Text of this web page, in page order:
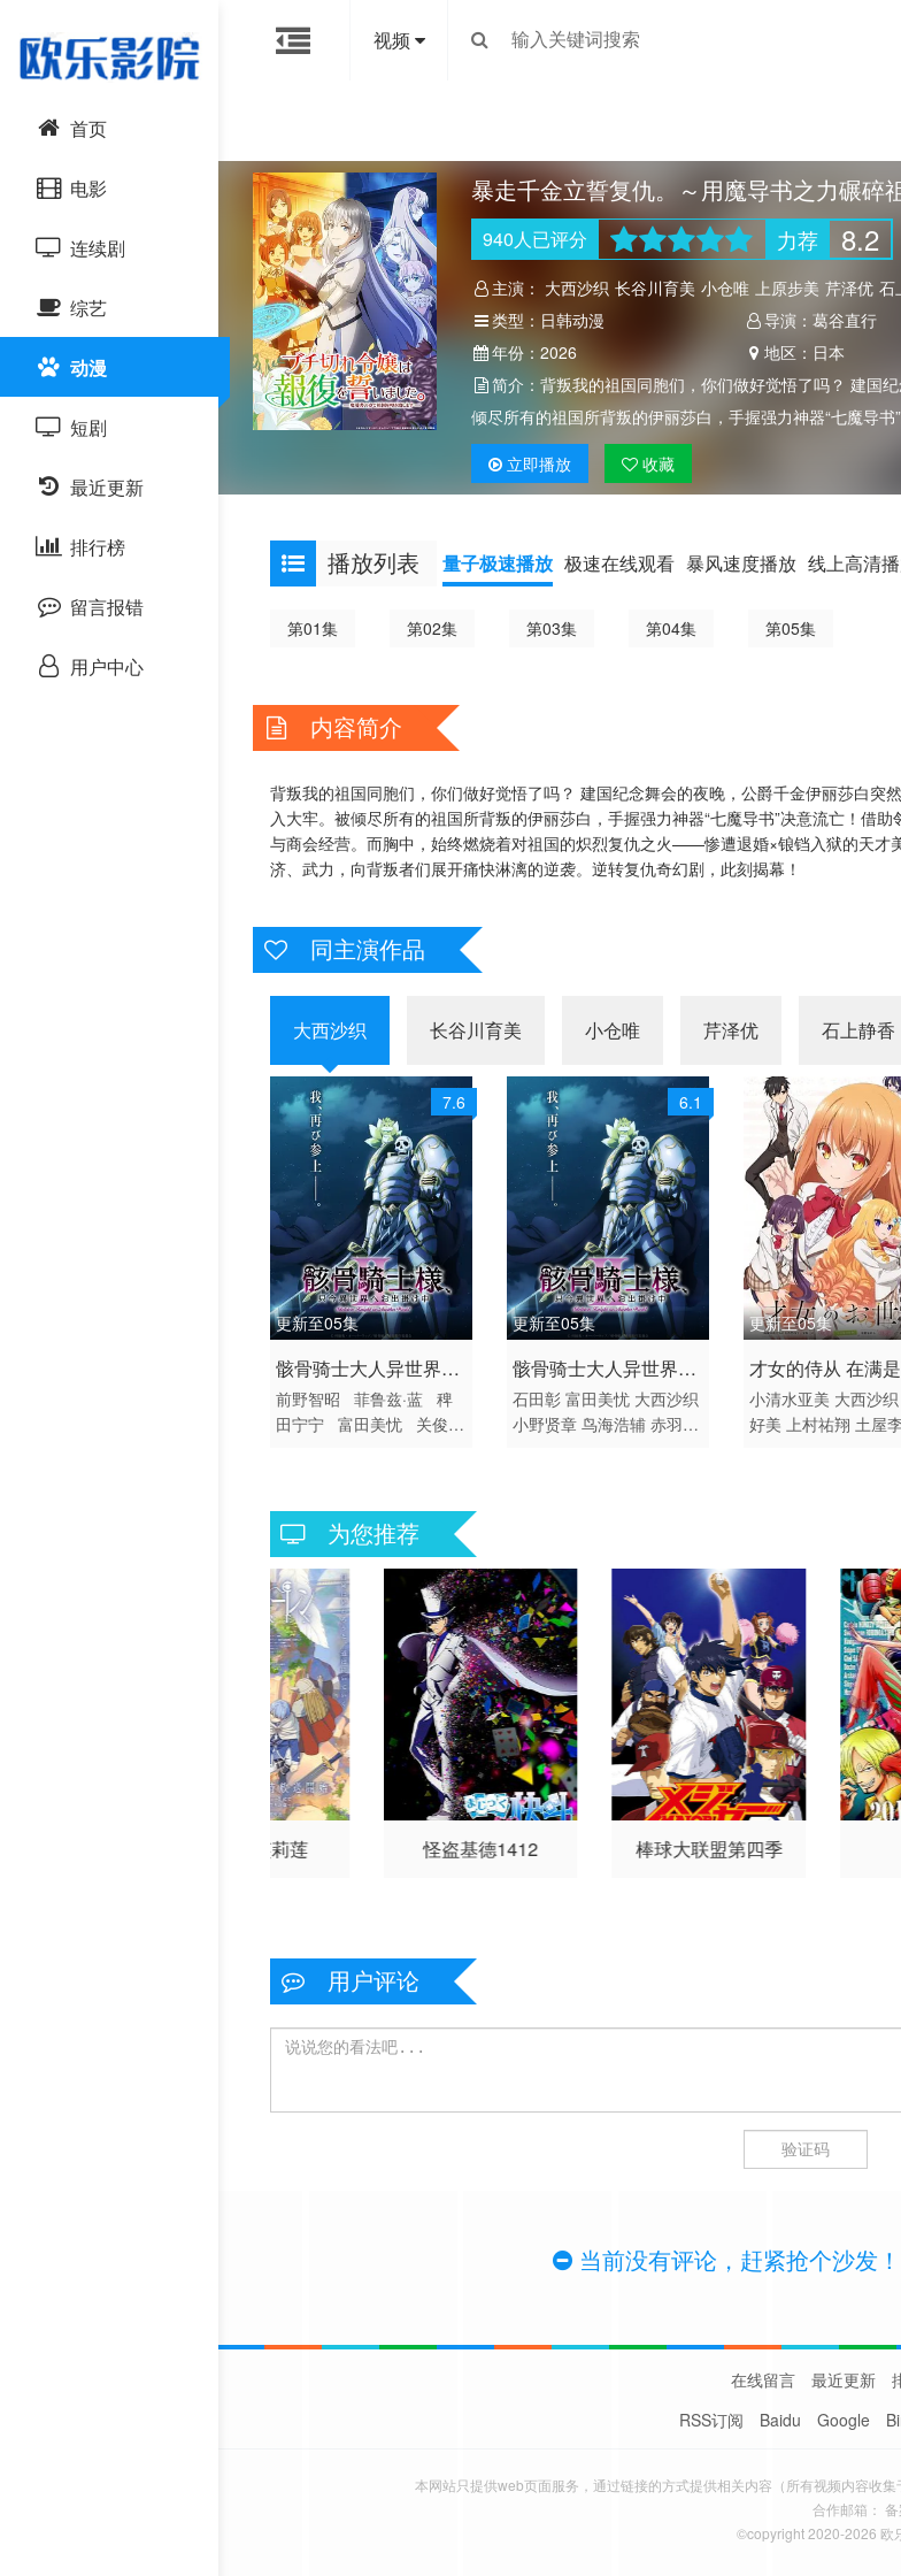
视频
首页
电影
动作片
喜剧片
爱情片
科幻片
恐怖片
剧情片
战争片
悬疑片
连续剧
国产剧
港台剧
日韩剧
欧美剧
泰国剧
综艺
大陆综艺
日韩综艺
港台综艺
欧美综艺
动漫
短剧
最近更新
排行榜
留言报错
用户中心
暴走千金立誓复仇。～用魔导书之力碾碎
940人已评分 力荐 8.2
主演： 大西沙织 长谷川育美 小仓唯 上原步美 芹泽优 石
类型： 日韩动漫 导演：葛谷直行
年份： 2026 地区： 日本
简介： 背叛我的祖国同胞们，你们做好觉悟了吗？ 建国
倾尽所有的祖国所背叛的伊丽莎白，手握强力神器“七魔导
立即播放 收藏
播放列表 量子极速播放 极速在线观看 暴风速度播放 线上高清
第01集 第02集 第03集 第04集 第05集
内容简介
背叛我的祖国同胞们，你们做好觉悟了吗？ 建国纪念舞会的夜晚，公爵千金伊丽莎白突
入大牢。被倾尽所有的祖国所背叛的伊丽莎白，手握强力神器“七魔导书”决意流亡！借
与商会经营。而胸中，始终燃烧着对祖国的炽烈复仇之火——惨遭退婚×锒铛入狱的天才
济、武力，向背叛者们展开痛快淋漓的逆袭。逆转复仇奇幻剧，此刻揭幕！
同主演作品
大西沙织 长谷川育美 小仓唯 芹泽优 石上静香
7.6
更新至05集
2026 / 日本 / 日语
日韩动漫
骸骨骑士大人异世界冒
险中Ⅱ
前野智昭 菲鲁兹·蓝 稗
田宁宁 富田美忧
关俊彦
鸟海浩辅 皆口裕子
竹
内良太
大西沙织
山根绮
逢田梨香子
河西健吾
白石稔 石田彰
6.1
更新至05集
2026 / 日本 / 日语
动画 日本动漫
骸骨骑士大人异世界冒
险第二季
石田彰 富田美忧 大西沙织
小野贤章 鸟海浩辅 赤羽根
兹·蓝 山根绮
更新至05集
2026 / 日本 / 日语
日本 日韩动漫
才女的侍从 在满
之花的贵族学校
顾
小清水亚美 大西沙织
好美 上村祐翔 土屋
为您推荐
葬送的芙莉莲 怪盗基德1412 棒球大联盟第四季
用户评论
当前没有评论，赶紧抢个沙发！
在线留言 最近更新
RSS订阅
Baidu Google
本网站只提供web页面服务，通过链接的方式提供相关内容（所有视频内容收
合作邮箱： 备
©copyright 2020-2026 欧